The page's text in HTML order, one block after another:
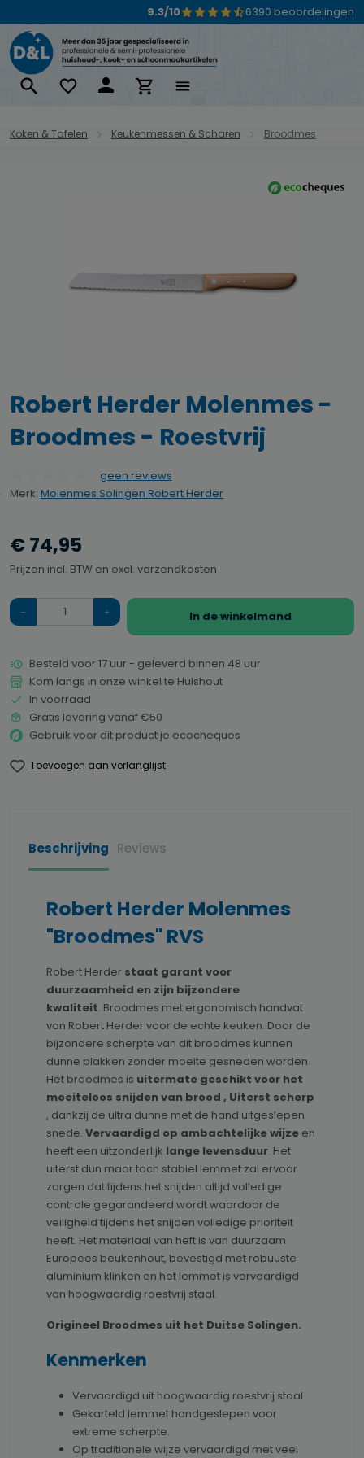
9.3/10 6390 beoordelingen
Koken & Tafelen Keukenmessen & Scharen Broodmes
Robert Herder Molenmes -
Broodmes - Roestvrij
Gemiddelde waardering van 0 van 5 sterren
geen reviews
Merk: Molenmes Solingen Robert Herder
€ 74,95
Prijzen incl. BTW en excl. verzendkosten
Hoeveelheid
In de winkelmand
Besteld voor 17 uur - geleverd binnen 48 uur
Kom langs in onze winkel te Hulshout
In voorraad
Gratis levering vanaf €50
Gebruik voor dit product je ecocheques
Toevoegen aan verlanglijst
Beschrijving Reviews
Robert Herder Molenmes
"Broodmes" RVS
Robert Herder staat garant voor
duurzaamheid en zijn bijzondere
kwaliteit. Broodmes met ergonomisch handvat
van Robert Herder voor de echte keuken. Door de
bijzondere scherpte van dit broodmes kunnen
dunne plakken zonder moeite gesneden worden.
Het broodmes is uitermate geschikt voor het
moeiteloos snijden van brood , Uiterst scherp
, dankzij de ultra dunne met de hand uitgeslepen
snede. Vervaardigd op ambachtelijke wijze en
heeft een uitzonderlijk lange levensduur. Het
uiterst dun maar toch stabiel lemmet zal ervoor
zorgen dat tijdens het snijden altijd volledige
controle gegarandeerd wordt waardoor de
veiligheid tijdens het snijden volledige prioriteit
heeft. Het materiaal van heft is van duurzaam
Europees beukenhout, bevestigd met robuuste
aluminium klinken en het lemmet is vervaardigd
van hoogwaardig roestvrij staal.
Origineel Broodmes uit het Duitse Solingen.
Kenmerken
Vervaardigd uit hoogwaardig roestvrij staal
Gekarteld lemmet handgeslepen voor
extreme scherpte.
Op traditionele wijze vervaardigd met veel